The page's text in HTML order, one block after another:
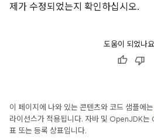
제가 수정되었는지 확인하십시오.
도움이 되었나
이 페이지에 나와 있는 콘텐츠와 코드 샘플에는
라이선스가 적용됩니다. 자바 및 OpenJDK
표 또는 등록 상표입니다.